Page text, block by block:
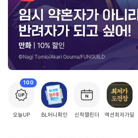
100
오늘UP BL머니확인 신작캘린더 액션최저가딜